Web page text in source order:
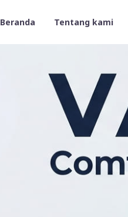
Beranda Tentang kami